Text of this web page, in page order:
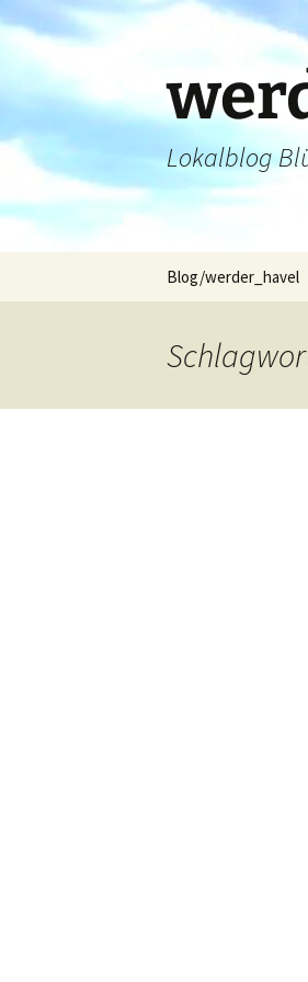
Zum
Inhalt
springen
Lokalblog
Blog/werder_havel